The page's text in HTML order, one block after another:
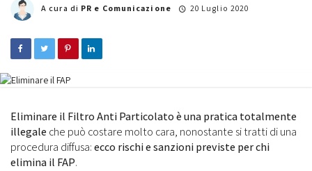
A cura di PR e Comunicazione 20 Luglio 2020
Eliminare il Filtro Anti Particolato è una pratica totalmente
illegaleche può costare molto cara, nonostante si tratti di una
procedura diffusa:ecco rischi e sanzioni previste per chi
elimina il FAP.